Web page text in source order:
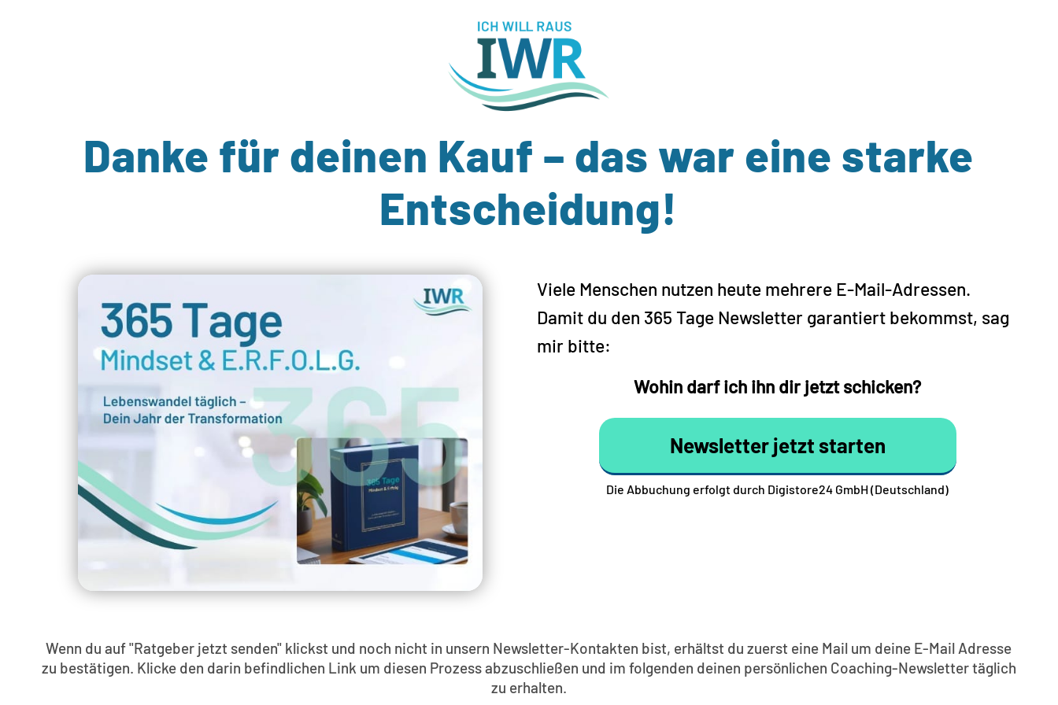
Danke für deinen Kauf – das war eine starke
Entscheidung!
Viele Menschen nutzen heute mehrere E-Mail-Adressen.
Damit du den 365 Tage Newsletter garantiert bekommst, sag
mir bitte:
Wohin darf ich ihn dir jetzt schicken?
Newsletter jetzt starten
Die Abbuchung erfolgt durch Digistore24 GmbH (Deutschland)
Wenn du auf "Ratgeber jetzt senden" klickst und noch nicht in unsern Newsletter-Kontakten bist, erhältst du zuerst eine Mail um deine E-Mail Adresse
zu bestätigen. Klicke den darin befindlichen Link um diesen Prozess abzuschließen und im folgenden deinen persönlichen Coaching-Newsletter täglich
zu erhalten.